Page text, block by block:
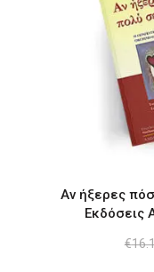
Αν ήξερες
Εκδόσεις
€